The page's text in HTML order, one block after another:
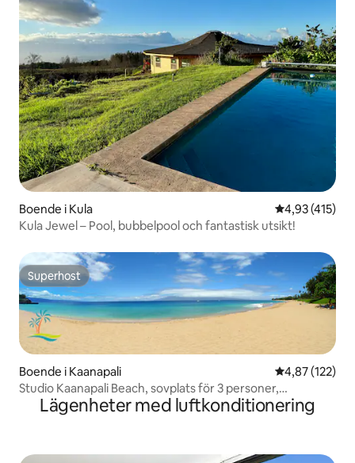
Boende i Kula 4,93 av 5 i
4,93 (415)
Kula Jewel – Pool, bubbelpool och fantastisk utsikt!
Superhost
Superhost
Boende i Kaanapali 4,87 av 5 i
4,87 (122)
Studio Kaanapali Beach, sovplats för 3 personer,
strandstuga, Ja
Lägenheter med luftkonditionering